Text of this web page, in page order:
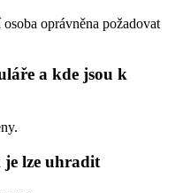
oprávněna požadovat
a kde jsou k
lze uhradit